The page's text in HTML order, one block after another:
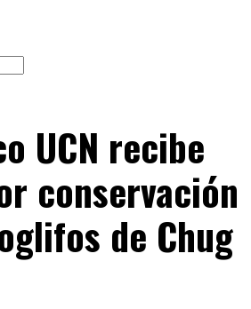
UCN recibe
conservación
de Chug